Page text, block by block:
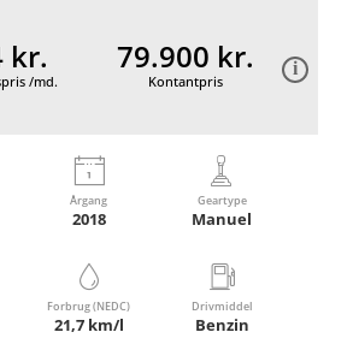
kr.
/md.
79.900 kr.
Kontantpris
Årgang
2018
Geartype
Manuel
Forbrug (NEDC)
21,7 km/l
Drivmiddel
Benzin